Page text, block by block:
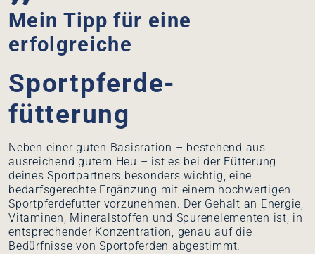
Mein Tipp für eine
erfolgreiche
Sportpferde-
fütterung
Neben einer guten Basisration – bestehend aus
ausreichend gutem Heu – ist es bei der Fütterung
deines Sportpartners besonders wichtig, eine
bedarfsgerechte Ergänzung mit einem hochwertigen
Sportpferdefutter vorzunehmen. Der Gehalt an Energie,
Vitaminen, Mineralstoffen und Spurenelementen ist, in
entsprechender Konzentration, genau auf die
Bedürfnisse von Sportpferden abgestimmt.